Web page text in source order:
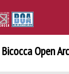
Bicocca Open